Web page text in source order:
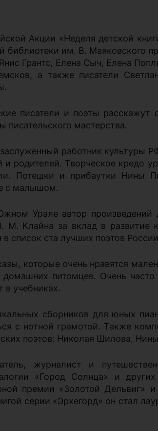
Акции «Неделя детской
библиотеки им. В. Маяковского
Грантс, Елена Сыч, Елена
а также писатели
писатели и поэты расскажут
писательского мастерства.
работник культуры
и родителей. Творческое кредо
Потешки и прибаутки Нины
с малышом.
Урале автор произведений
М. Клайна за вклад в развитие
список ста лучших поэтов
которые очень нравятся
питомцев. Очень часто
в учебниках.
сборников для юных
с нотной грамотой. Также
поэтов: Николая Шилова,
журналист и
«Город Солнца» и других
премии «Золотой Дельвиг»
серии «Эрхегорд» он стал